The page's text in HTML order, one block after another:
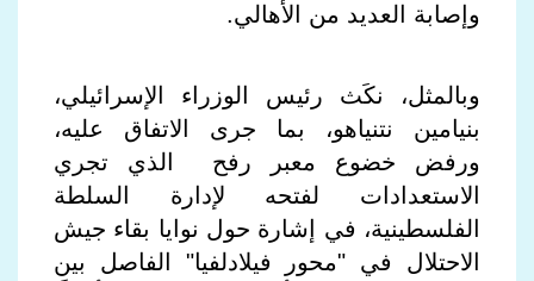
وإصابة العديد من الأهالي.
وبالمثل، نكَث رئيس الوزراء الإسرائيلي،
بنيامين نتنياهو، بما جرى الاتفاق عليه،
ورفض خضوع معبر رفح الذي تجري
الاستعدادات لفتحه لإدارة السلطة
الفلسطينية، في إشارة حول نوايا بقاء جيش
الاحتلال في "محور فيلادلفيا" الفاصل بين